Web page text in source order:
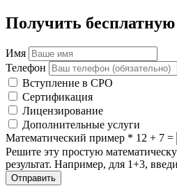
Получить
Имя
Телефон
Вступление в СРО
Сертификация
Лицензирование
Дополнительные услуги
Математический пример * 12 + 7 =
Решите эту простую
результат. Например, для 1+3,
Отправить